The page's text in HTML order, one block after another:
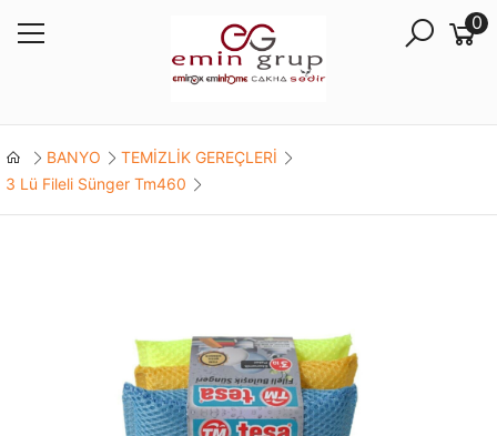
0
BANYO
TEMİZLİK GEREÇLERİ
3 Lü Fileli Sünger Tm460